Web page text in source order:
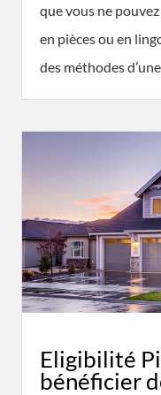
que vous ne
en pièces ou en
des méthodes
Eligibilité
bénéficier